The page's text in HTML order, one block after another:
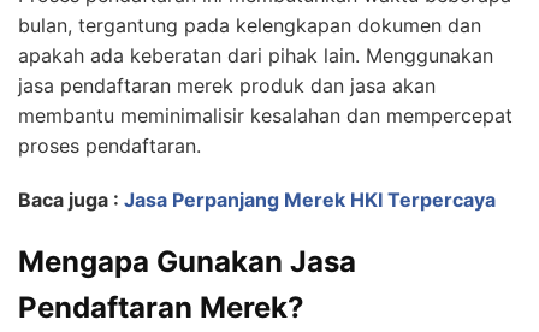
bulan, tergantung pada kelengkapan dokumen dan
apakah ada keberatan dari pihak lain. Menggunakan
jasa pendaftaran merek produk dan jasa akan
membantu meminimalisir kesalahan dan mempercepat
proses pendaftaran.
Baca juga : Jasa Perpanjang Merek HKI Terpercaya
Mengapa Gunakan Jasa
Pendaftaran Merek?